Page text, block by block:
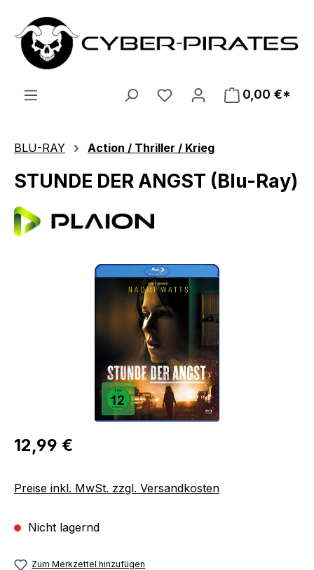
Zum Hauptinhalt springen
0,00 €*
BLU-RAY Action / Thriller / Krieg
STUNDE DER ANGST (Blu-Ray)
Bildergalerie überspringen
Regulärer Preis:
12,99 €
Preise inkl. MwSt. zzgl. Versandkosten
Nicht lagernd
Zum Merkzettel hinzufügen